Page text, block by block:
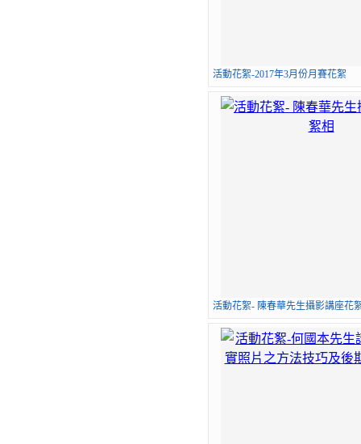
活動花絮-2017年3月份月賽花絮
活動花絮- 陳春華先生攝影講座花